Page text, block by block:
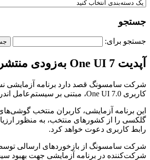
جستجو
جستجو برای:
آپدیت One UI 7 به‌زودی منتشر می‌شود
شرکت سامسونگ قصد دارد برنامه آزمایشی
کاربری One UI 7.0، مبتنی بر سیستم‌عامل اندروید ۱۵ را آغاز کند.
این برنامه آزمایشی، کاربران منتخب
گلکسی را از کشورهای منتخب، به منظور
رابط کاربری دعوت خواهد کرد.
شرکت سامسونگ از بازخوردهای ارسالی
شرکت‌کننده در برنامه آزمایشی جهت بهبود